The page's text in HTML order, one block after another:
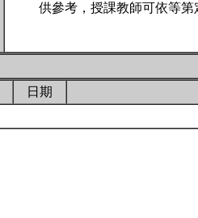
供參考，授課教師可依等
日期